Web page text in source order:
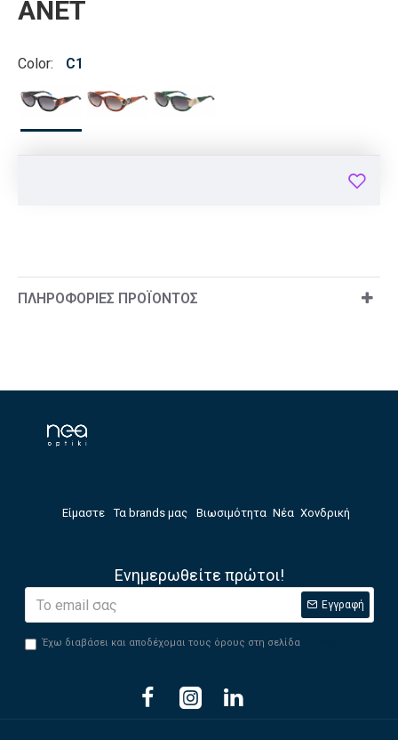
ANET
Color: C1
ΠΛΗΡΟΦΟΡΊΕΣ ΠΡΟΪΌΝΤΟΣ
Είμαστε Τα brands μας Βιωσιμότητα Νέα Χονδρική
Ενημερωθείτε πρώτοι!
Εγγραφή
Έχω διαβάσει και αποδέχομαι τους όρους στη σελίδα